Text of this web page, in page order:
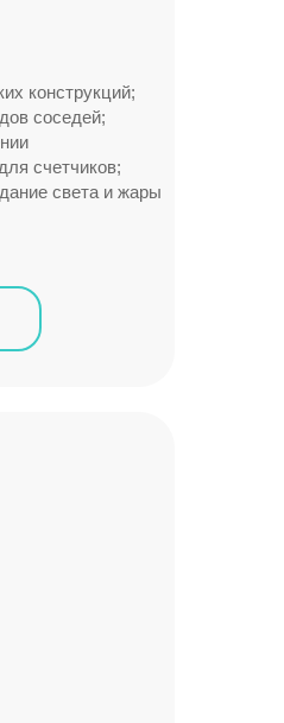
конструкций;
соседей;
счетчиков;
света и жары